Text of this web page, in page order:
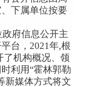
下属单位按要
政府信息公开主
台，2021年,根
了机构概况、领
利用“霍林郭勒
新媒体方式将文